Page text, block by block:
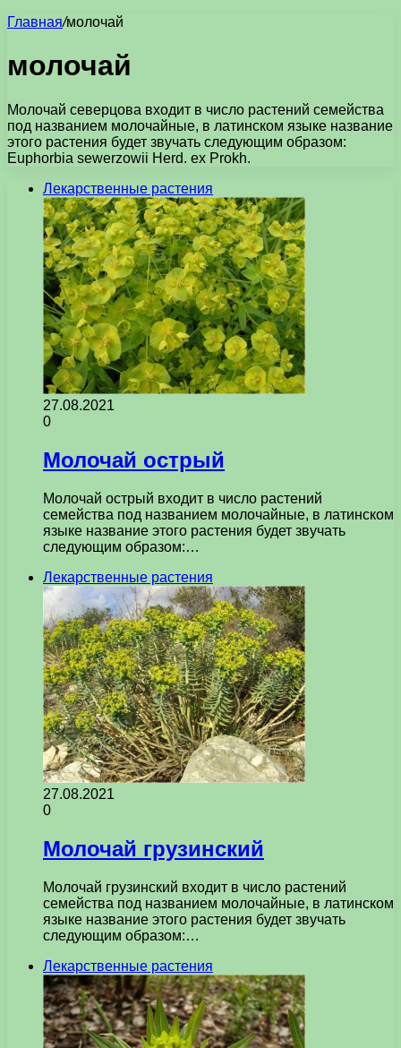
Главная/молочай
молочай
Молочай северцова входит в число растений семейства
под названием молочайные, в латинском языке название
этого растения будет звучать следующим образом:
Euphorbia sewerzowii Herd. ex Prokh.
Лекарственные растения
27.08.2021
0
Молочай острый
Молочай острый входит в число растений
семейства под названием молочайные, в латинском
языке название этого растения будет звучать
следующим образом:…
Лекарственные растения
27.08.2021
0
Молочай грузинский
Молочай грузинский входит в число растений
семейства под названием молочайные, в латинском
языке название этого растения будет звучать
следующим образом:…
Лекарственные растения